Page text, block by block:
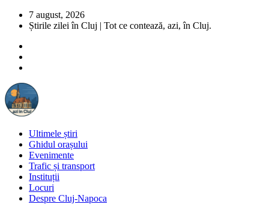
7 august, 2026
Știrile zilei în Cluj | Tot ce contează, azi, în Cluj.
Ultimele știri
Ghidul orașului
Evenimente
Trafic și transport
Instituții
Locuri
Despre Cluj-Napoca